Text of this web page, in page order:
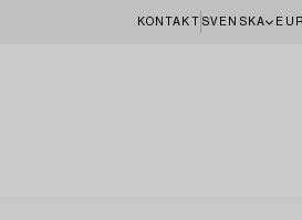
KONTAKT SVENSKA EUR